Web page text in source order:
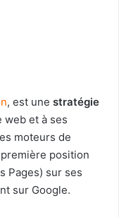
, est une stratégie
web et à ses
moteurs de
position
Pages) sur ses
sur Google.